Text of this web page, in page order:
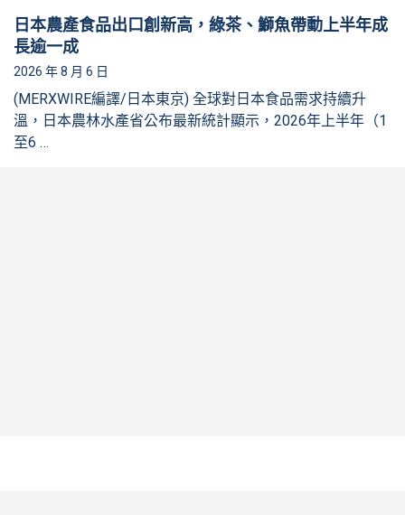
日本農產食品出口創新高，綠茶、鰤魚帶動上半年成
長逾一成
2026 年 8 月 6 日
(MERXWIRE編譯/日本東京) 全球對日本食品需求持續升
溫，日本農林水產省公布最新統計顯示，2026年上半年（1
至6 …